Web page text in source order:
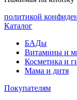
политикой
Каталог
БАДы
Витамины и
Косметика и
Мама и дитя
Покупателям